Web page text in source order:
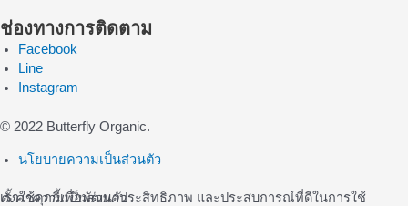
ช่องทางการติดตาม
Facebook
Line
Instagram
© 2022 Butterfly Organic.
นโยบายความเป็นส่วนตัว
เราใช้คุกกี้เพื่อพัฒนาประสิทธิภาพ และประสบการณ์ที่ดีในการใช้
ตั้งค่าความเป็นส่วนตัว